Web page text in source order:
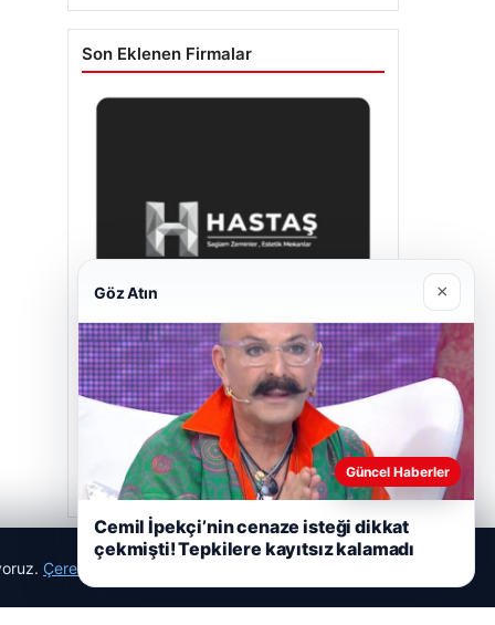
Son Eklenen Firmalar
Hastaş Beton
26/05/2026
Çerez Politikamız
Göz Atın ×
Güncel Haberler
Cemil İpekçi’nin cenaze isteği dikkat
çekmişti! Tepkilere kayıtsız kalamadı